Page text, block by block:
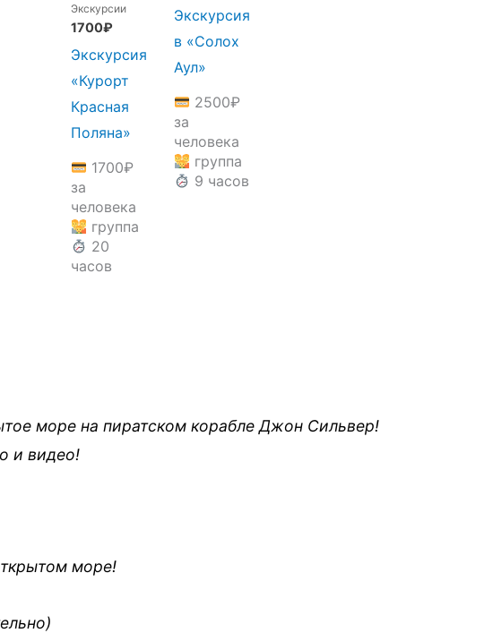
Экскурсии
1700₽
Экскурсия
«Курорт
Красная
Поляна»
1700₽
за
человека
группа
20
часов
Экскурсия
в «Солох
Аул»
2500₽
за
человека
группа
9 часов
море на пиратском корабле Джон Сильвер!
и видео!
море!